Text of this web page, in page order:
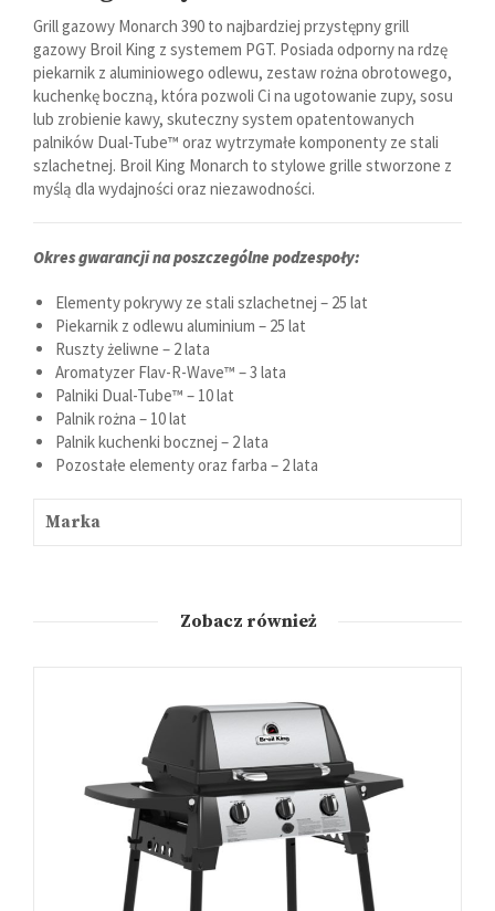
Grill gazowy Monarch 390 to najbardziej przystępny grill
gazowy Broil King z systemem PGT. Posiada odporny na rdzę
piekarnik z aluminiowego odlewu, zestaw rożna obrotowego,
kuchenkę boczną, która pozwoli Ci na ugotowanie zupy, sosu
lub zrobienie kawy, skuteczny system opatentowanych
palników Dual-Tube™ oraz wytrzymałe komponenty ze stali
szlachetnej. Broil King Monarch to stylowe grille stworzone z
myślą dla wydajności oraz niezawodności.
Okres gwarancji na poszczególne podzespoły:
Elementy pokrywy ze stali szlachetnej – 25 lat
Piekarnik z odlewu aluminium – 25 lat
Ruszty żeliwne – 2 lata
Aromatyzer Flav-R-Wave™ – 3 lata
Palniki Dual-Tube™ – 10 lat
Palnik rożna – 10 lat
Palnik kuchenki bocznej – 2 lata
Pozostałe elementy oraz farba – 2 lata
Marka
Zobacz również